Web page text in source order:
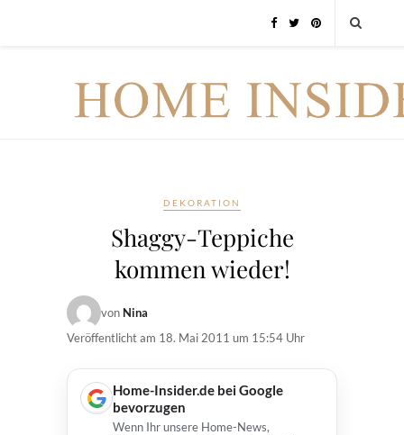
DEKORATION
Shaggy-Teppiche
kommen wieder!
von Nina
Veröffentlicht am 18. Mai 2011 um 15:54 Uhr
Home-Insider.de bei Google
bevorzugen
Wenn Ihr unsere Home-News,